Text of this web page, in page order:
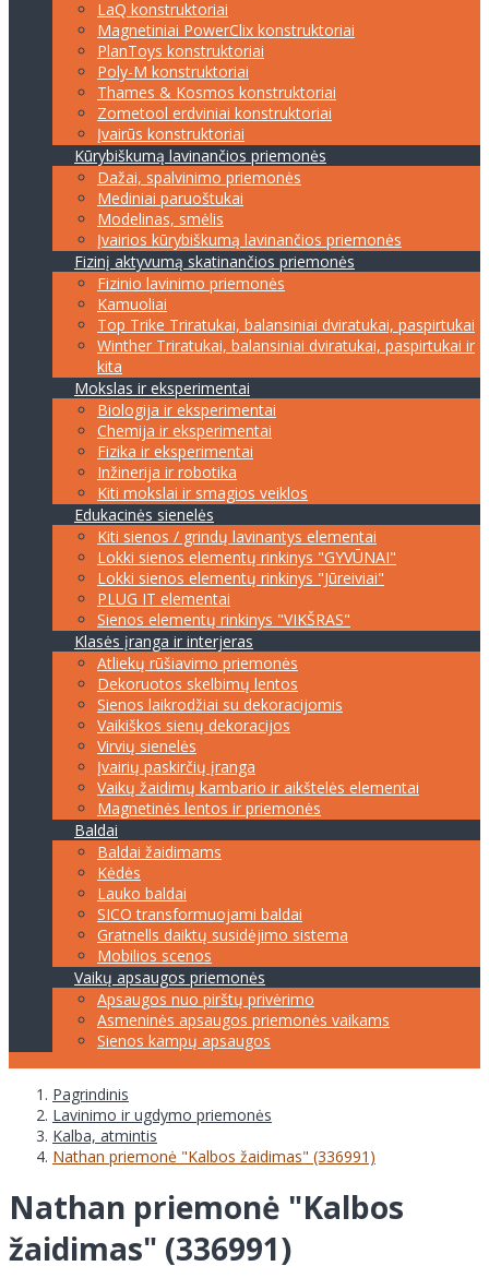
LaQ konstruktoriai
Magnetiniai PowerClix konstruktoriai
PlanToys konstruktoriai
Poly-M konstruktoriai
Thames & Kosmos konstruktoriai
Zometool erdviniai konstruktoriai
Įvairūs konstruktoriai
Kūrybiškumą lavinančios priemonės
Dažai, spalvinimo priemonės
Mediniai paruoštukai
Modelinas, smėlis
Įvairios kūrybiškumą lavinančios priemonės
Fizinį aktyvumą skatinančios priemonės
Fizinio lavinimo priemonės
Kamuoliai
Top Trike Triratukai, balansiniai dviratukai, paspirtukai
Winther Triratukai, balansiniai dviratukai, paspirtukai ir
kita
Mokslas ir eksperimentai
Biologija ir eksperimentai
Chemija ir eksperimentai
Fizika ir eksperimentai
Inžinerija ir robotika
Kiti mokslai ir smagios veiklos
Edukacinės sienelės
Kiti sienos / grindų lavinantys elementai
Lokki sienos elementų rinkinys "GYVŪNAI"
Lokki sienos elementų rinkinys "Jūreiviai"
PLUG IT elementai
Sienos elementų rinkinys "VIKŠRAS"
Klasės įranga ir interjeras
Atliekų rūšiavimo priemonės
Dekoruotos skelbimų lentos
Sienos laikrodžiai su dekoracijomis
Vaikiškos sienų dekoracijos
Virvių sienelės
Įvairių paskirčių įranga
Vaikų žaidimų kambario ir aikštelės elementai
Magnetinės lentos ir priemonės
Baldai
Baldai žaidimams
Kėdės
Lauko baldai
SICO transformuojami baldai
Gratnells daiktų susidėjimo sistema
Mobilios scenos
Vaikų apsaugos priemonės
Apsaugos nuo pirštų privėrimo
Asmeninės apsaugos priemonės vaikams
Sienos kampų apsaugos
Pagrindinis
Lavinimo ir ugdymo priemonės
Kalba, atmintis
Nathan priemonė "Kalbos žaidimas" (336991)
Nathan priemonė "Kalbos
žaidimas" (336991)